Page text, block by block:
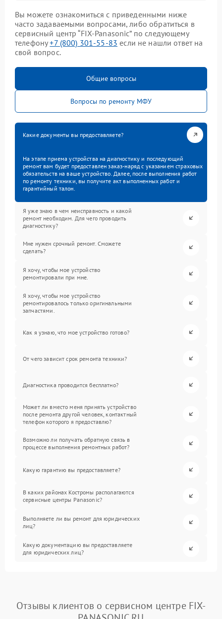
Вы можете ознакомиться с приведенными ниже
часто задаваемыми вопросами, либо обратиться в
сервисный центр “FIX-Panasonic” по следующему
телефону+7 (800) 301-55-83 если не нашли ответ на
свой вопрос.
Общие вопросы
Вопросы по ремонту МФУ
Какие документы вы предоставляете?
На этапе приема устройства на диагностику и последующий
ремонт вам будет предоставлен заказ-наряд с указанием страховых
обязательств на ваше устройство. Далее, после выполнения работ
по ремонту техники, вы получите акт выполненных работ и
гарантийный талон.
Я уже знаю в чем неисправность и какой
ремонт необходим. Для чего проводить
диагностику?
Мне нужен срочный ремонт. Сможете
сделать?
Я хочу, чтобы мое устройство
ремонтировали при мне.
Я хочу, чтобы мое устройство
ремонтировалось только оригинальными
запчастями.
Как я узнаю, что мое устройство готово?
От чего зависит срок ремонта техники?
Диагностика проводится бесплатно?
Может ли вместо меня принять устройство
после ремонта другой человек, контактный
телефон которого я предоставлю?
Возможно ли получать обратную связь в
процессе выполнения ремонтных работ?
Какую гарантию вы предоставляете?
В каких районах Костромы располагаются
сервисные центры Panasonic?
Выполняете ли вы ремонт для юридических
лиц?
Какую документацию вы предоставляете
для юридических лиц?
Отзывы клиентов о сервисном центре FIX-